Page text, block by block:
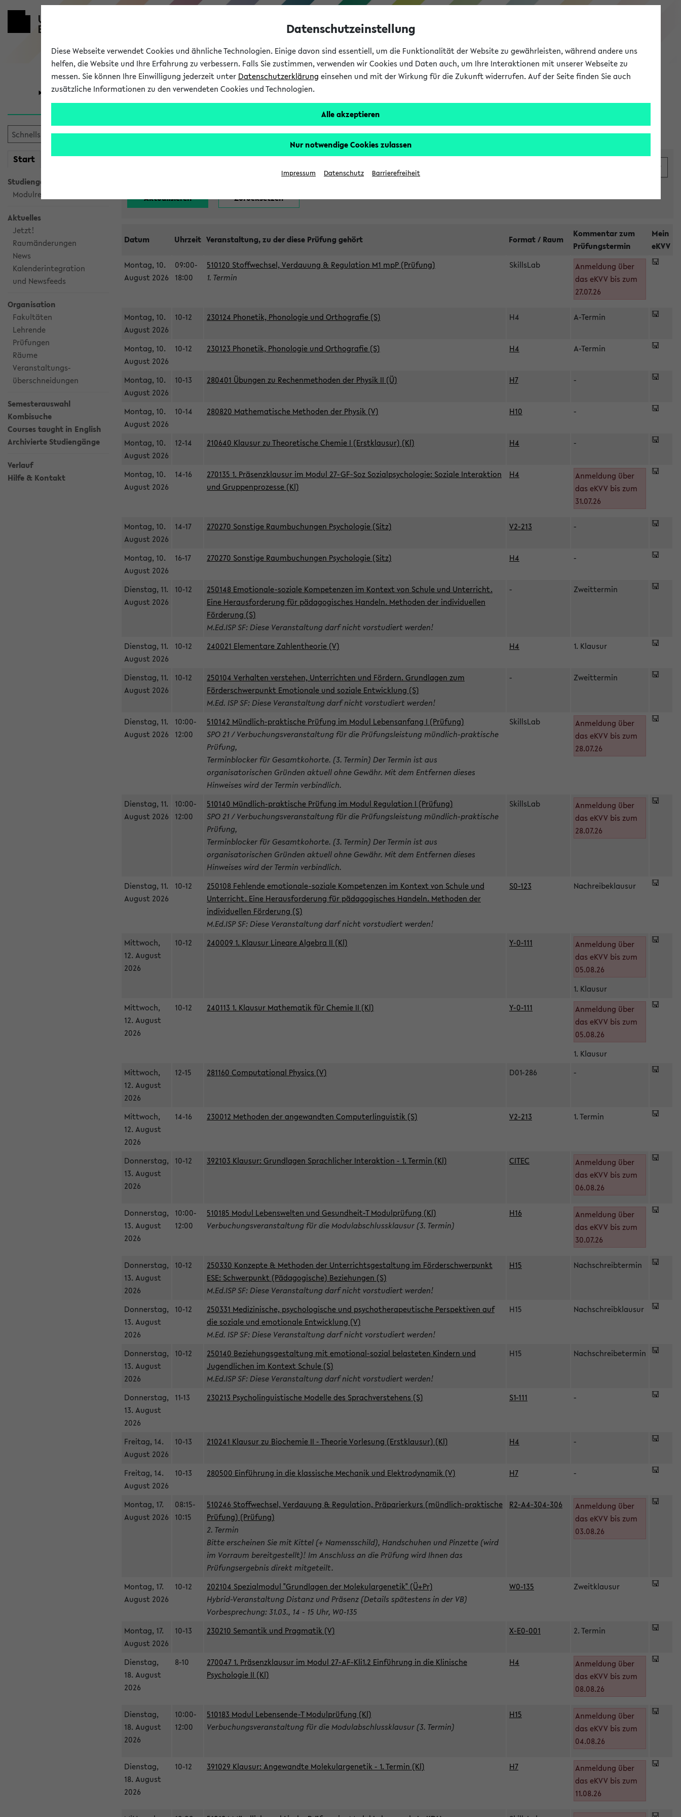
eKVV
Universität Forschung Studium
Start meineKVV
Studiengangsauswahl
Modulrecherche
Aktuelles
Jetzt!
Raumänderungen
News
Kalenderintegration
und Newsfeeds
Organisation
Fakultäten
Lehrende
Prüfungen
Räume
Veranstaltungs-
überschneidungen
Semesterauswahl
Kombisuche
Courses taught in English
Archivierte Studiengänge
Verlauf
Hilfe & Kontakt
Alle noch stattfindenden Prüfungen
Datum Uhrzeit Veranstaltung, zu der diese Prüfung gehört Format / Raum
Kommentar zum
Prüfungstermin
Mein
eKVV
Montag, 10.
August 2026
09:00-
18:00
510120 Stoffwechsel, Verdauung & Regulation M1 mpP (Prüfung)
1. Termin
SkillsLab
Anmeldung über
das eKVV bis zum
27.07.26
Montag, 10.
August 2026
10-12 230124 Phonetik, Phonologie und Orthografie (S) H4 A-Termin
Montag, 10.
August 2026
10-12 230123 Phonetik, Phonologie und Orthografie (S) H4 A-Termin
Montag, 10.
August 2026
10-13 280401 Übungen zu Rechenmethoden der Physik II (Ü) H7 -
Montag, 10.
August 2026
10-14 280820 Mathematische Methoden der Physik (V) H10 -
Montag, 10.
August 2026
12-14 210640 Klausur zu Theoretische Chemie I (Erstklausur) (Kl) H4 -
Montag, 10.
August 2026
14-16
270135 1. Präsenzklausur im Modul 27-GF-Soz Sozialpsychologie: Soziale Interaktion
und Gruppenprozesse (Kl)
H4
Anmeldung über
das eKVV bis zum
31.07.26
Montag, 10.
August 2026
14-17 270270 Sonstige Raumbuchungen Psychologie (Sitz) V2-213 -
Montag, 10.
August 2026
16-17 270270 Sonstige Raumbuchungen Psychologie (Sitz) H4 -
Dienstag, 11.
August 2026
10-12
250148 Emotionale-soziale Kompetenzen im Kontext von Schule und Unterricht.
Eine Herausforderung für pädagogisches Handeln. Methoden der individuellen
Förderung (S)
M.Ed.ISP SF: Diese Veranstaltung darf nicht vorstudiert werden!
- Zweittermin
Dienstag, 11.
August 2026
10-12 240021 Elementare Zahlentheorie (V) H4 1. Klausur
Dienstag, 11.
August 2026
10-12
250104 Verhalten verstehen, Unterrichten und Fördern. Grundlagen zum
Förderschwerpunkt Emotionale und soziale Entwicklung (S)
M.Ed. ISP SF: Diese Veranstaltung darf nicht vorstudiert werden!
- Zweittermin
Dienstag, 11.
August 2026
10:00-
12:00
510142 Mündlich-praktische Prüfung im Modul Lebensanfang I (Prüfung)
SPO 21 / Verbuchungsveranstaltung für die Prüfungsleistung mündlich-praktische
Prüfung,
Terminblocker für Gesamtkohorte. (3. Termin) Der Termin ist aus
organisatorischen Gründen aktuell ohne Gewähr. Mit dem Entfernen dieses
Hinweises wird der Termin verbindlich.
SkillsLab
Anmeldung über
das eKVV bis zum
28.07.26
Dienstag, 11.
August 2026
10:00-
12:00
510140 Mündlich-praktische Prüfung im Modul Regulation I (Prüfung)
SPO 21 / Verbuchungsveranstaltung für die Prüfungsleistung mündlich-praktische
Prüfung,
Terminblocker für Gesamtkohorte. (3. Termin) Der Termin ist aus
organisatorischen Gründen aktuell ohne Gewähr. Mit dem Entfernen dieses
Hinweises wird der Termin verbindlich.
SkillsLab
Anmeldung über
das eKVV bis zum
28.07.26
Dienstag, 11.
August 2026
10-12
250108 Fehlende emotionale-soziale Kompetenzen im Kontext von Schule und
Unterricht. Eine Herausforderung für pädagogisches Handeln. Methoden der
individuellen Förderung (S)
M.Ed.ISP SF: Diese Veranstaltung darf nicht vorstudiert werden!
S0-123 Nachreibeklausur
Mittwoch,
12. August
2026
10-12 240009 1. Klausur Lineare Algebra II (Kl) Y-0-111
Anmeldung über
das eKVV bis zum
05.08.26
1. Klausur
Mittwoch,
12. August
2026
10-12 240113 1. Klausur Mathematik für Chemie II (Kl) Y-0-111
Anmeldung über
das eKVV bis zum
05.08.26
1. Klausur
Mittwoch,
12. August
2026
12-15 281160 Computational Physics (V) D01-286 -
Mittwoch,
12. August
2026
14-16 230012 Methoden der angewandten Computerlinguistik (S) V2-213 1. Termin
Donnerstag,
13. August
2026
10-12 392103 Klausur: Grundlagen Sprachlicher Interaktion - 1. Termin (Kl) CITEC
Anmeldung über
das eKVV bis zum
06.08.26
Donnerstag,
13. August
2026
10:00-
12:00
510185 Modul Lebenswelten und Gesundheit-T Modulprüfung (Kl)
Verbuchungsveranstaltung für die Modulabschlussklausur (3. Termin)
H16
Anmeldung über
das eKVV bis zum
30.07.26
Donnerstag,
13. August
2026
10-12
250330 Konzepte & Methoden der Unterrichtsgestaltung im Förderschwerpunkt
ESE: Schwerpunkt (Pädagogische) Beziehungen (S)
M.Ed.ISP SF: Diese Veranstaltung darf nicht vorstudiert werden!
H15 Nachschreibtermin
Donnerstag,
13. August
2026
10-12
250331 Medizinische, psychologische und psychotherapeutische Perspektiven auf
die soziale und emotionale Entwicklung (V)
M.Ed. ISP SF: Diese Veranstaltung darf nicht vorstudiert werden!
H15 Nachschreibklausur
Donnerstag,
13. August
2026
10-12
250140 Beziehungsgestaltung mit emotional-sozial belasteten Kindern und
Jugendlichen im Kontext Schule (S)
M.Ed.ISP SF: Diese Veranstaltung darf nicht vorstudiert werden!
H15 Nachschreibetermin
Donnerstag,
13. August
2026
11-13 230213 Psycholinguistische Modelle des Sprachverstehens (S) S1-111 -
Freitag, 14.
August 2026
10-13 210241 Klausur zu Biochemie II - Theorie Vorlesung (Erstklausur) (Kl) H4 -
Freitag, 14.
August 2026
10-13 280500 Einführung in die klassische Mechanik und Elektrodynamik (V) H7 -
Montag, 17.
August 2026
08:15-
10:15
510246 Stoffwechsel, Verdauung & Regulation, Präparierkurs (mündlich-praktische
Prüfung) (Prüfung)
2. Termin
Bitte erscheinen Sie mit Kittel (+ Namensschild), Handschuhen und Pinzette (wird
im Vorraum bereitgestellt)! Im Anschluss an die Prüfung wird Ihnen das
Prüfungsergebnis direkt mitgeteilt.
R2-A4-304-306
Anmeldung über
das eKVV bis zum
03.08.26
Montag, 17.
August 2026
10-12
202104 Spezialmodul "Grundlagen der Molekulargenetik" (Ü+Pr)
Hybrid-Veranstaltung Distanz und Präsenz (Details spätestens in der VB)
Vorbesprechung: 31.03., 14 - 15 Uhr, W0-135
W0-135 Zweitklausur
Montag, 17.
August 2026
10-13 230210 Semantik und Pragmatik (V) X-E0-001 2. Termin
Dienstag,
18. August
2026
8-10
270047 1. Präsenzklausur im Modul 27-AF-Kli1.2 Einführung in die Klinische
Psychologie II (Kl)
H4
Anmeldung über
das eKVV bis zum
08.08.26
Dienstag,
18. August
2026
10:00-
12:00
510183 Modul Lebensende-T Modulprüfung (Kl)
Verbuchungsveranstaltung für die Modulabschlussklausur (3. Termin)
H15
Anmeldung über
das eKVV bis zum
04.08.26
Dienstag,
18. August
2026
10-12 391029 Klausur: Angewandte Molekulargenetik - 1. Termin (Kl) H7
Anmeldung über
das eKVV bis zum
11.08.26
Datenschutzeinstellung
Diese Webseite verwendet Cookies und ähnliche Technologien. Einige davon sind essentiell, um die Funktionalität der Website zu gewährleisten, während andere uns
helfen, die Website und Ihre Erfahrung zu verbessern. Falls Sie zustimmen, verwenden wir Cookies und Daten auch, um Ihre Interaktionen mit unserer Webseite zu
messen. Sie können Ihre Einwilligung jederzeit unter Datenschutzerklärung einsehen und mit der Wirkung für die Zukunft widerrufen. Auf der Seite finden Sie auch
zusätzliche Informationen zu den verwendeten Cookies und Technologien.
Alle akzeptieren
Nur notwendige Cookies zulassen
Impressum Datenschutz Barrierefreiheit